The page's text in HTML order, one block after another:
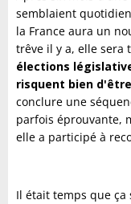
semblaient
la France aura un
trêve il y a, elle sera
élections
risquent bien
conclure une
parfois éprouvante,
elle a participé à
Il était temps que ça